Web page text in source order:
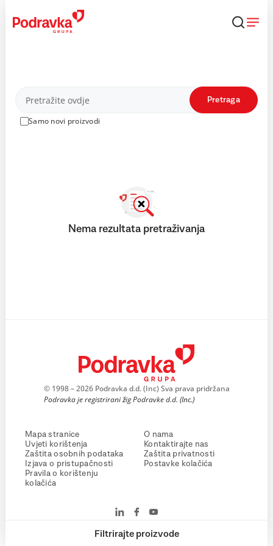
content
Proizvodi
Samo novi proizvodi
Pretraga
Filtrirajte proizvode
Nema rezultata pretraživanja
© 1998 – 2026 Podravka d.d. (Inc) Sva prava pridržana
Podravka je registrirani žig Podravke d.d. (Inc.)
Mapa stranice
Uvjeti korištenja
Zaštita osobnih podataka
Izjava o pristupačnosti
Pravila o korištenju
kolačića
O nama
Kontaktirajte nas
Zaštita privatnosti
Postavke kolačića